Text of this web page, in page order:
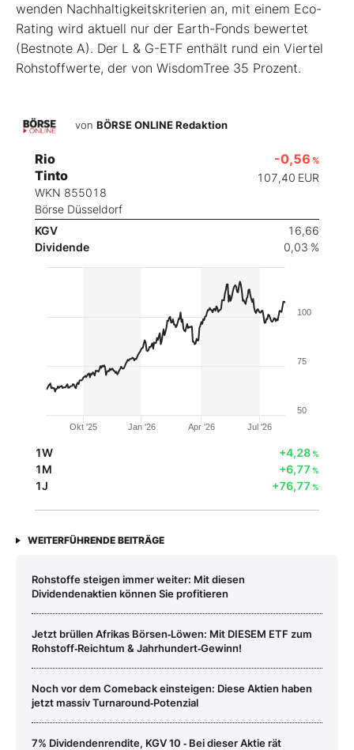
wenden Nachhaltigkeitskriterien an, mit einem Eco-
Rating wird aktuell nur der Earth-Fonds bewertet
(Bestnote A). Der L & G-ETF enthält rund ein Viertel
Rohstoffwerte, der von WisdomTree 35 Prozent.
von BÖRSE ONLINE Redaktion
Rio
Tinto
WKN 855018
Börse Düsseldorf
-0,56 %
107,40 EUR
KGV
16,66
Dividende
0,03 %
Okt '25 Jan '26 Apr '26 Jul '26
50
75
100
1W +4,28%
1M +6,77 %
1J +76,77 %
WEITERFÜHRENDE BEITRÄGE
Rohstoffe steigen immer weiter: Mit diesen
Dividendenaktien können Sie profitieren
Jetzt brüllen Afrikas Börsen‑Löwen: Mit DIESEM ETF zum
Rohstoff‑Reichtum & Jahrhundert‑Gewinn!
Noch vor dem Comeback einsteigen: Diese Aktien haben
jetzt massiv Turnaround‑Potenzial
7% Dividendenrendite, KGV 10 ‑ Bei dieser Aktie rät